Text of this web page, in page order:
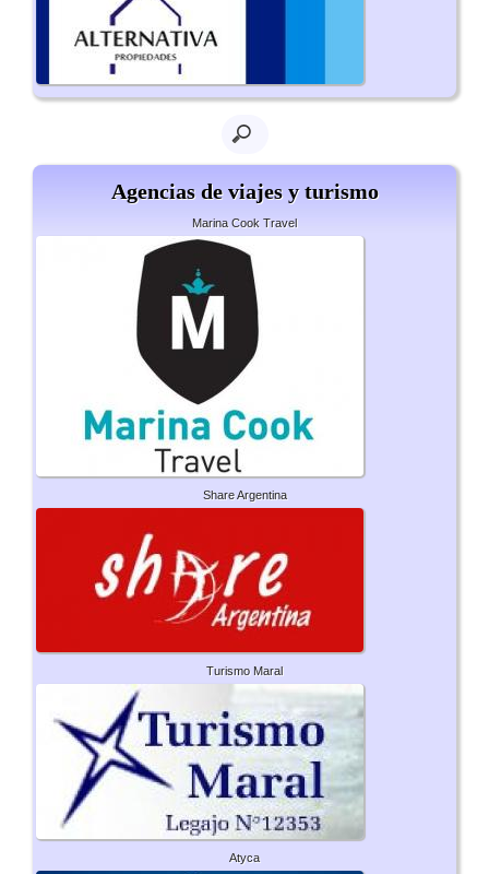
Agencias de viajes y turismo
Marina Cook Travel
Share Argentina
Turismo Maral
Atyca